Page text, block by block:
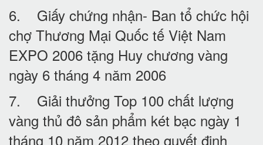
6. Giấy chứng nhận- Ban tổ chức hội
chợ Thương Mại Quốc tế Việt Nam
EXPO 2006 tặng Huy chương vàng
ngày 6 tháng 4 năm 2006
7. Giải thưởng Top 100 chất lượng
vàng thủ đô sản phẩm két bạc ngày 1
tháng 10 năm 2012 theo quyết định